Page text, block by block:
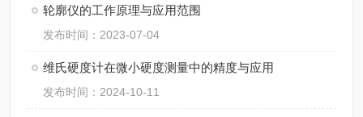
轮廓仪的工作原理与应用范围
发布时间：2023-07-04
维氏硬度计在微小硬度测量中的精度与应用
发布时间：2024-10-11